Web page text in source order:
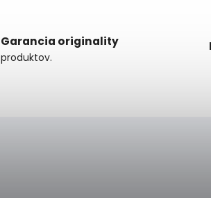
Garancia originality
produktov.